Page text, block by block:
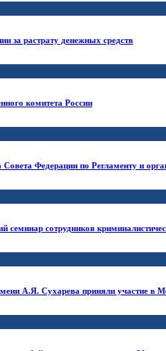
за растрату денежных средств
комитета России
Федерации по Регламенту и
семинар сотрудников
А.Я. Сухарева приняли участие